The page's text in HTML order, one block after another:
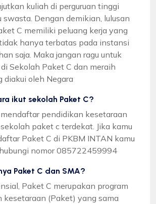
kuliah di perguruan tinggi
swasta. Dengan demikian, lulusan
C memiliki peluang kerja yang
hanya terbatas pada instansi
saja. Maka jangan ragu untuk
Sekolah Paket C dan meraih
diakui oleh Negara
ikut sekolah Paket C?
pendidikan kesetaraan
paket c terdekat. Jika kamu
Paket C di PKBM INTAN kamu
nomor 085722459994
Paket C dan SMA?
Paket C merupakan program
kesetaraan (Paket) yang sama